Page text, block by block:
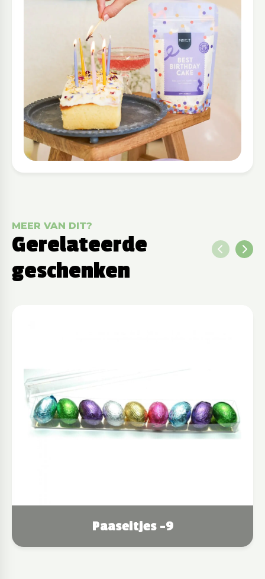
MEER VAN DIT?
Gerelateerde
geschenken
Paaseitjes -9